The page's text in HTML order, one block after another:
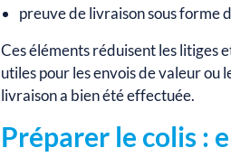
preuve de livraison sous forme
Ces éléments réduisent les litiges
utiles pour les envois de valeur ou
livraison a bien été effectuée.
Préparer le colis :